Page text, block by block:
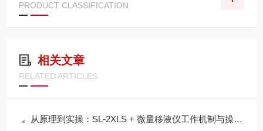
PRODUCT CLASSIFICATION
相关文章
RELATED ARTICLES
从原理到实操：SL-2XLS + 微量移液仪工作机制与操作要点